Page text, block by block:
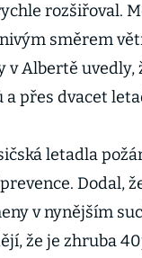
rozšiřoval.
směrem
Albertě uvedly,
přes dvacet
letadla
Dodal,
v nynějším
že je zhruba